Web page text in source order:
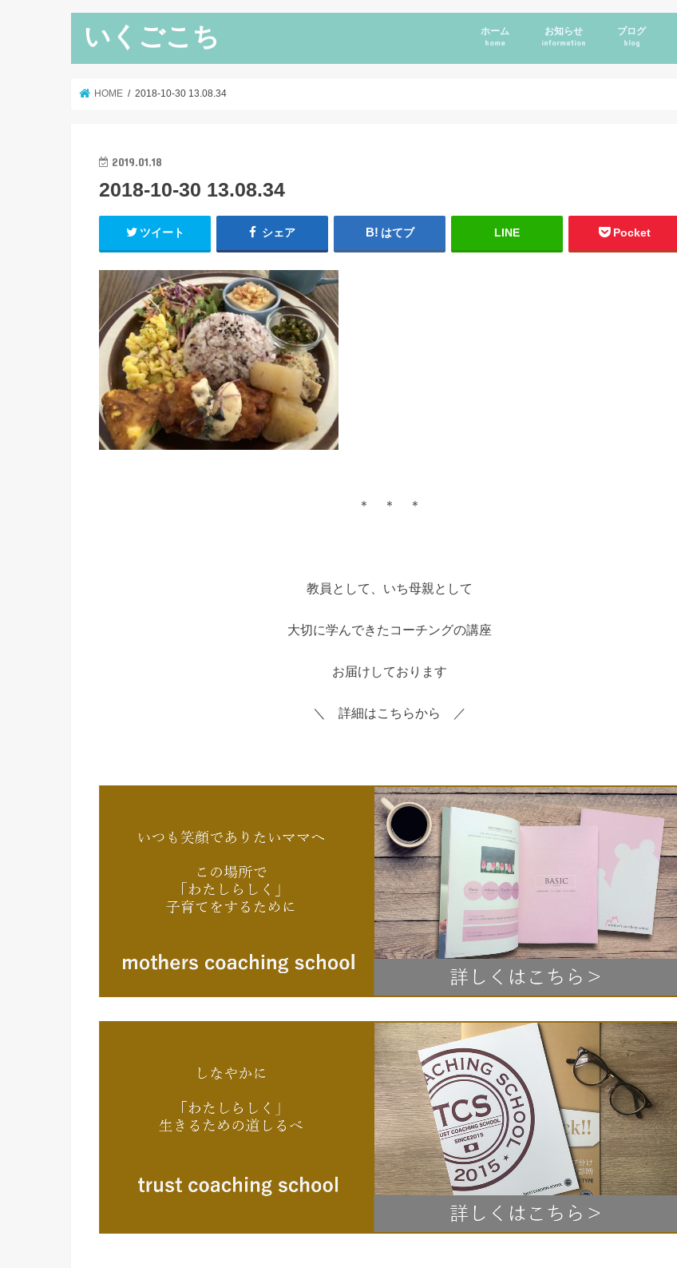
いくごこち ホーム
home
お知らせ
information
ブログ
blog
HOME 2018-10-30 13.08.34
2019.01.18
2018-10-30 13.08.34
ツイート シェア はてブ LINE Pocket
＊ ＊ ＊
教員として、いち母親として
大切に学んできたコーチングの講座
お届けしております
＼ 詳細はこちらから ／